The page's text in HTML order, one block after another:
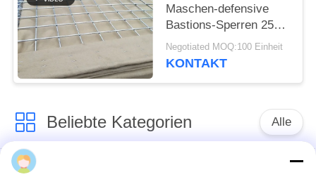
Maschen-defensive
Bastions-Sperren 25
Jahre Leben-Dauer-
kohlenstoffarme
Negotiated MOQ:100 Einheit
KONTAKT
Beliebte Kategorien Alle
Defensive Sperre